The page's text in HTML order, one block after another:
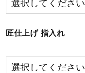
その他
匠仕上げ 指入れ